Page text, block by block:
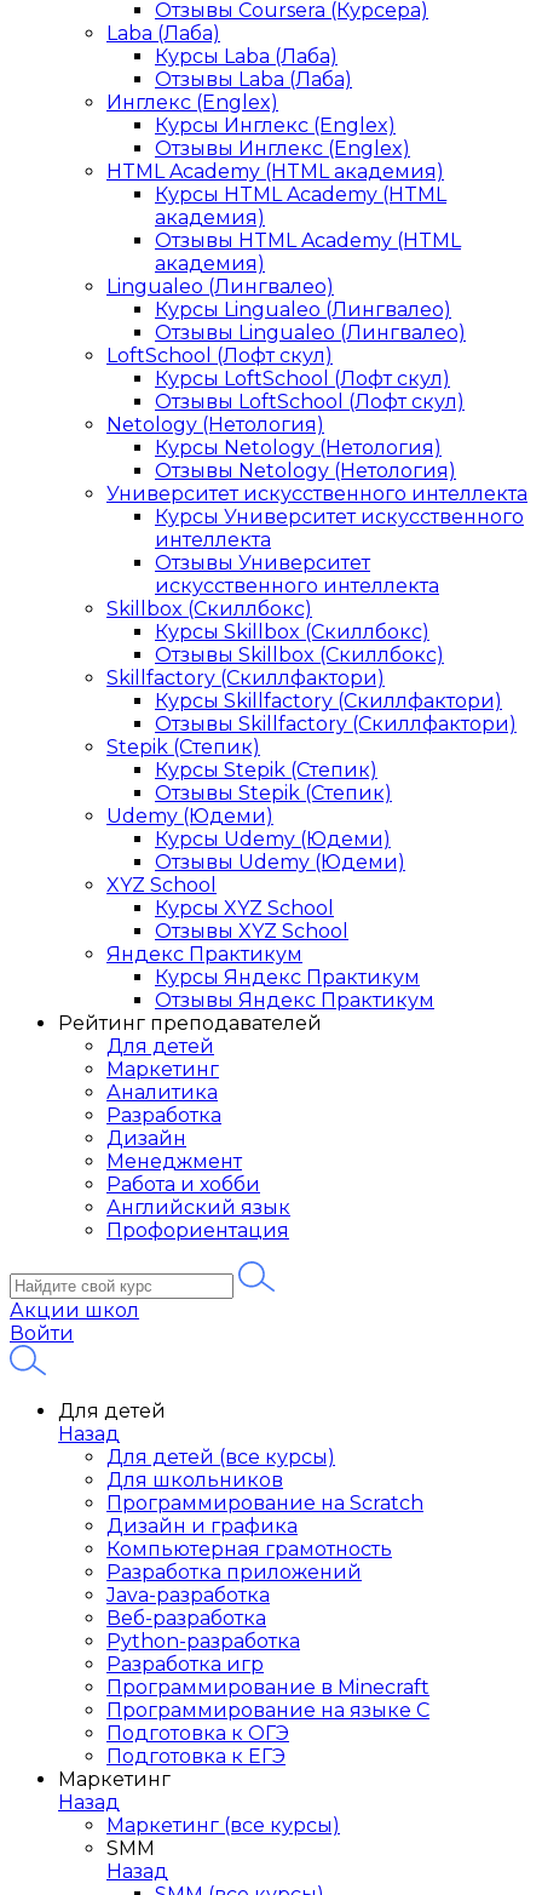
Отзывы Coursera (Курсера)
Laba (Лаба)
Курсы Laba (Лаба)
Отзывы Laba (Лаба)
Инглекс (Englex)
Курсы Инглекс (Englex)
Отзывы Инглекс (Englex)
HTML Academy (HTML академия)
Курсы HTML Academy (HTML
академия)
Отзывы HTML Academy (HTML
академия)
Lingualeo (Лингвалео)
Курсы Lingualeo (Лингвалео)
Отзывы Lingualeo (Лингвалео)
LoftSchool (Лофт скул)
Курсы LoftSchool (Лофт скул)
Отзывы LoftSchool (Лофт скул)
Netology (Нетология)
Курсы Netology (Нетология)
Отзывы Netology (Нетология)
Университет искусственного интеллекта
Курсы Университет искусственного
интеллекта
Отзывы Университет
искусственного интеллекта
Skillbox (Скиллбокс)
Курсы Skillbox (Скиллбокс)
Отзывы Skillbox (Скиллбокс)
Skillfactory (Скиллфактори)
Курсы Skillfactory (Скиллфактори)
Отзывы Skillfactory (Скиллфактори)
Stepik (Степик)
Курсы Stepik (Степик)
Отзывы Stepik (Степик)
Udemy (Юдеми)
Курсы Udemy (Юдеми)
Отзывы Udemy (Юдеми)
XYZ School
Курсы XYZ School
Отзывы XYZ School
Яндекс Практикум
Курсы Яндекс Практикум
Отзывы Яндекс Практикум
Рейтинг преподавателей
Для детей
Маркетинг
Аналитика
Разработка
Дизайн
Менеджмент
Работа и хобби
Английский язык
Профориентация
Акции школ
Войти
Для детей
Назад
Для детей (все курсы)
Для школьников
Программирование на Scratch
Дизайн и графика
Компьютерная грамотность
Разработка приложений
Java-разработка
Веб-разработка
Python-разработка
Разработка игр
Программирование в Minecraft
Программирование на языке C
Подготовка к ОГЭ
Подготовка к ЕГЭ
Маркетинг
Назад
Маркетинг (все курсы)
SMM
Назад